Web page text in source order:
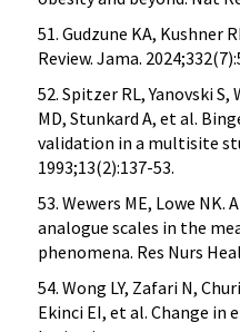
51. Gudzune KA, Kushner
Review. Jama.
52. Spitzer RL, Yanovski S,
MD, Stunkard A, et al.
validation in a multisite
1993;13(2):137-53.
53. Wewers ME, Lowe
analogue scales in the
phenomena. Res Nurs
54. Wong LY, Zafari N,
Ekinci EI, et al. Change